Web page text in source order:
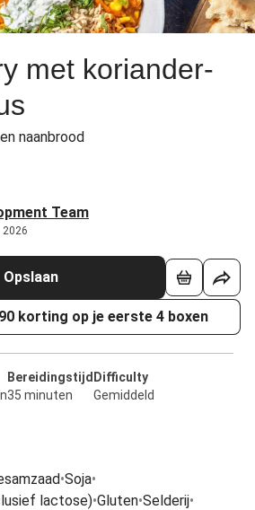
met koriander-
naanbrood
Team
2026
Opslaan
korting op je eerste 4 boxen
Bereidingstijd
35 minuten
Difficulty
Gemiddeld
•Soja•
lactose)•Gluten•Selderij•